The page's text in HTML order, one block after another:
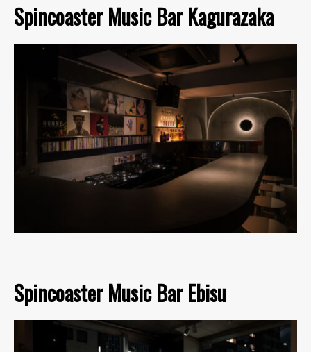
Spincoaster Music Bar Kagurazaka
Spincoaster Music Bar Ebisu